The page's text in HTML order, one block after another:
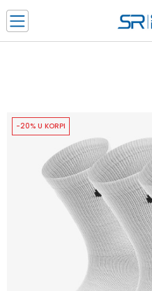
CLICK & COLLECT Platite karticom
-20% U KORPI